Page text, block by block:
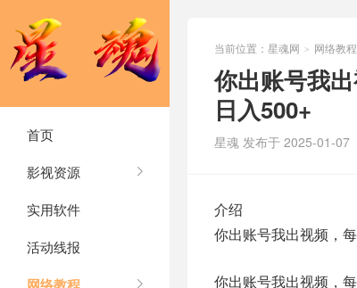
首页
影视资源
实用软件
活动线报
当前位置： 星魂网 > 网络教程
你出账号我
日入500+
星魂 发布于 2025-01-07
介绍
你出账号我出视频，
你出账号我出视频，